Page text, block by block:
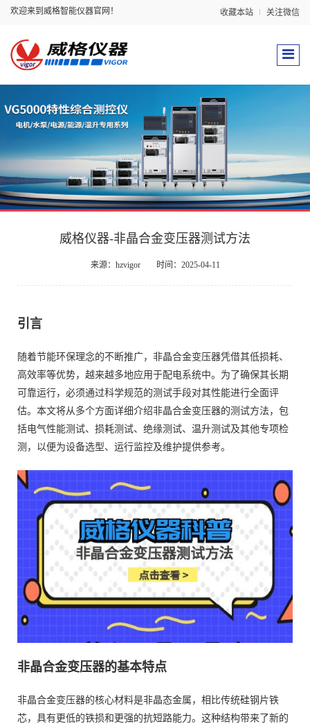
欢迎来到威格智能仪器官网！ 收藏本站 关注微信
威格仪器-非晶合金变压器测试方法
来源：hzvigor 时间：2025-04-11
引言
随着节能环保理念的不断推广，非晶合金变压器凭借其低损耗、
高效率等优势，越来越多地应用于配电系统中。为了确保其长期
可靠运行，必须通过科学规范的测试手段对其性能进行全面评
估。本文将从多个方面详细介绍非晶合金变压器的测试方法，包
括电气性能测试、损耗测试、绝缘测试、温升测试及其他专项检
测，以便为设备选型、运行监控及维护提供参考。
非晶合金变压器的基本特点
非晶合金变压器的核心材料是非晶态金属，相比传统硅钢片铁
芯，具有更低的铁损和更强的抗短路能力。这种结构带来了新的